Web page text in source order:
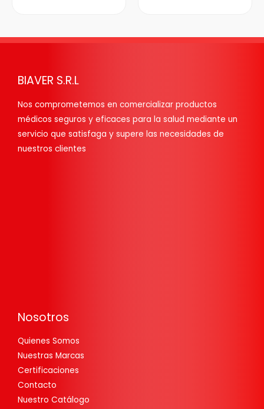
BIAVER S.R.L
Nos comprometemos en comercializar productos
médicos seguros y eficaces para la salud mediante un
servicio que satisfaga y supere las necesidades de
nuestros clientes
Nosotros
Quienes Somos
Nuestras Marcas
Certificaciones
Contacto
Nuestro Catálogo